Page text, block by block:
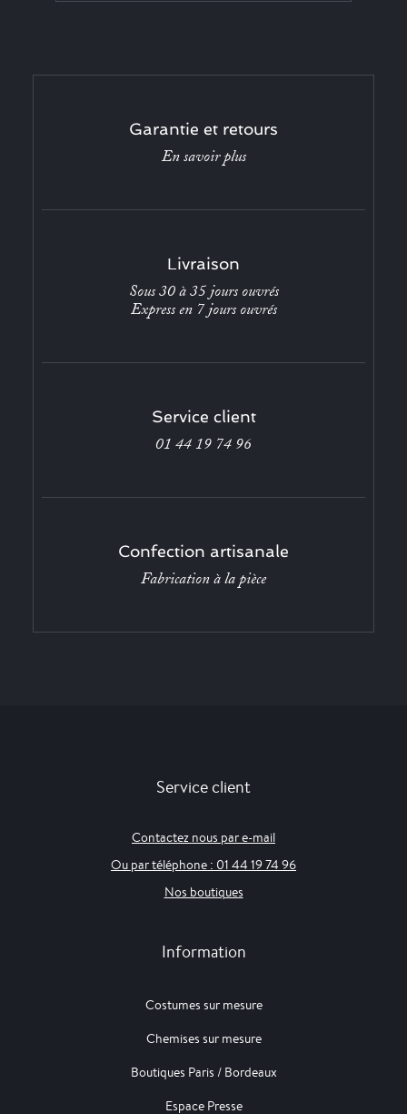
Garantie et retours
En savoir plus
Livraison
Sous 30 à 35 jours ouvrés
Express en 7 jours ouvrés
Service client
01 44 19 74 96
Confection artisanale
Fabrication à la pièce
Service client
Contactez nous par e-mail
Ou par téléphone : 01 44 19 74 96
Nos boutiques
Information
Costumes sur mesure
Chemises sur mesure
Boutiques Paris / Bordeaux
Espace Presse